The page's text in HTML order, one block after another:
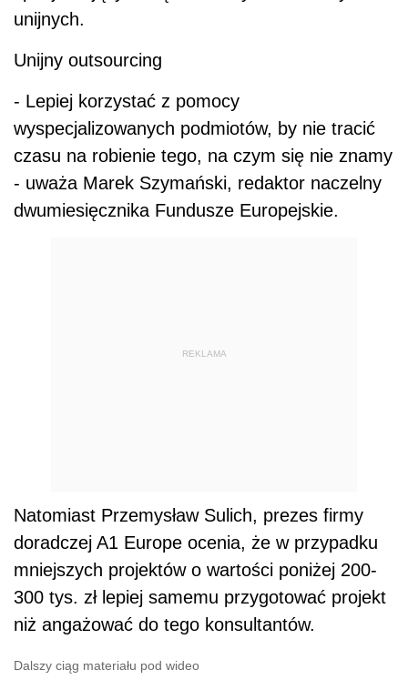
unijnych.
Unijny outsourcing
- Lepiej korzystać z pomocy
wyspecjalizowanych podmiotów, by nie tracić
czasu na robienie tego, na czym się nie znamy
- uważa Marek Szymański, redaktor naczelny
dwumiesięcznika Fundusze Europejskie.
REKLAMA
Natomiast Przemysław Sulich, prezes firmy
doradczej A1 Europe ocenia, że w przypadku
mniejszych projektów o wartości poniżej 200-
300 tys. zł lepiej samemu przygotować projekt
niż angażować do tego konsultantów.
Dalszy ciąg materiału pod wideo